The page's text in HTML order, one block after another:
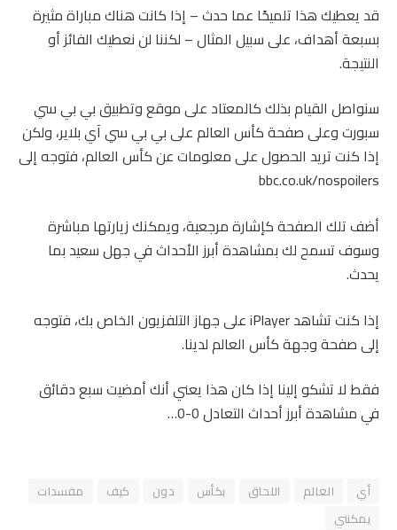
قد يعطيك هذا تلميحًا عما حدث – إذا كانت هناك مباراة مثيرة
بسبعة أهداف، على سبيل المثال – لكننا لن نعطيك الفائز أو
النتيجة.
سنواصل القيام بذلك كالمعتاد على موقع وتطبيق بي بي سي
سبورت وعلى صفحة كأس العالم على بي بي سي آي بلاير، ولكن
إذا كنت تريد الحصول على معلومات عن كأس العالم، فتوجه إلى
bbc.co.uk/nospoilers
أضف تلك الصفحة كإشارة مرجعية، ويمكنك زيارتها مباشرة
وسوف تسمح لك بمشاهدة أبرز الأحداث في جهل سعيد بما
يحدث.
إذا كنت تشاهد iPlayer على جهاز التلفزيون الخاص بك، فتوجه
إلى صفحة وجهة كأس العالم لدينا.
فقط لا تشكو إلينا إذا كان هذا يعني أنك أمضيت سبع دقائق
في مشاهدة أبرز أحداث التعادل 0-0…
أي العالم اللحاق بكأس دون كيف
مفسدات
يمكنني